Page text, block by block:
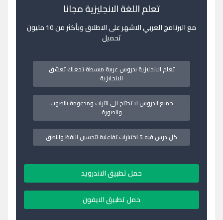
تعلم اللغة الانجليزية مجانا
مع البرنامج العربي الاشهر على الاطلاق وبأكثر من 10 مليون
تحميل
تعلم الانجليزية بدروس عربية مبسطة تجعلك تعشق
الانجليزية
جميع الدروس لا تحتاج الى انترنت ومدعومة بالصوت
والصورة
كل درس فيه 5 اختبارات تفاعلية لتحسين اللفظ والنطق
حمل تطبيق الاندرويد
حمل تطبيق الايفون